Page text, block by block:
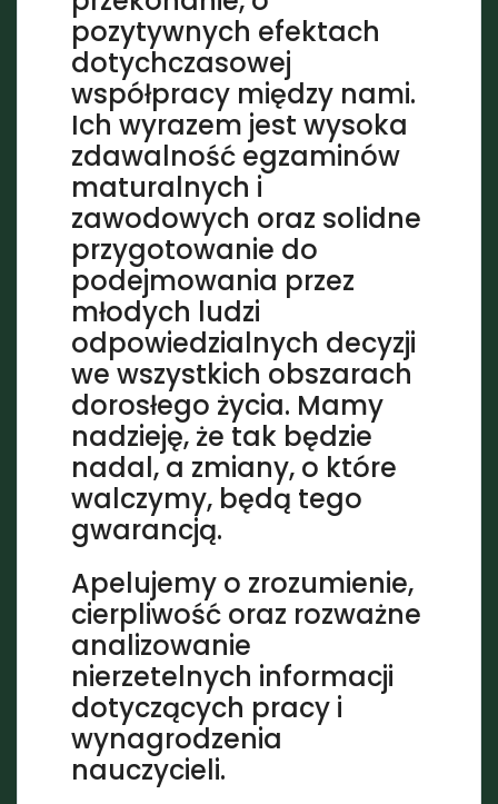
pozytywnych efektach
dotychczasowej
współpracy między nami.
Ich wyrazem jest wysoka
zdawalność egzaminów
maturalnych i
zawodowych oraz solidne
przygotowanie do
podejmowania przez
młodych ludzi
odpowiedzialnych decyzji
we wszystkich obszarach
dorosłego życia. Mamy
nadzieję, że tak będzie
nadal, a zmiany, o które
walczymy, będą tego
gwarancją.
Apelujemy o zrozumienie,
cierpliwość oraz rozważne
analizowanie
nierzetelnych informacji
dotyczących pracy i
wynagrodzenia
nauczycieli.